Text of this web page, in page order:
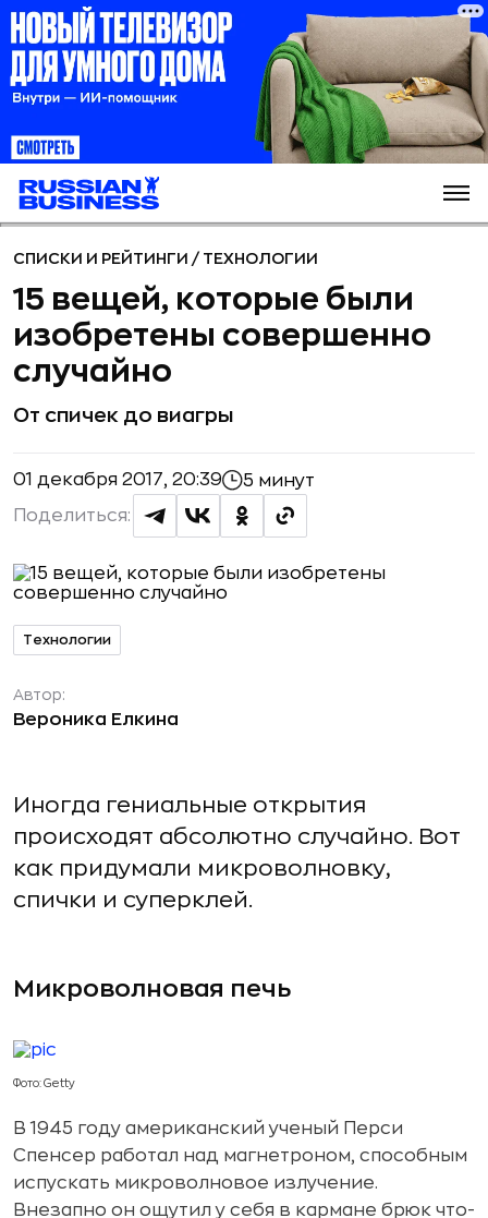
СПИСКИ И РЕЙТИНГИ / ТЕХНОЛОГИИ
15 вещей, которые были
изобретены совершенно
случайно
От спичек до виагры
01 декабря 2017, 20:39 5 минут
Поделиться:
Технологии
Автор:
Вероника Елкина
Иногда гениальные открытия
происходят абсолютно случайно. Вот
как придумали микроволновку,
спички и суперклей.
Микроволновая печь
Фото: Getty
В 1945 году американский ученый Перси
Спенсер работал над магнетроном, способным
испускать микроволновое излучение.
Внезапно он ощутил у себя в кармане брюк что-